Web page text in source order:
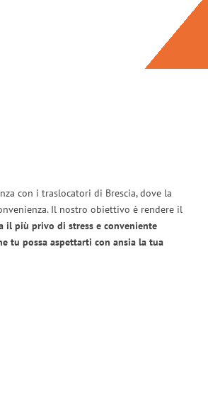
con i traslocatori di Brescia, dove la
Il nostro obiettivo è rendere il
il più privo di stress e conveniente
tu possa aspettarti con ansia la tua